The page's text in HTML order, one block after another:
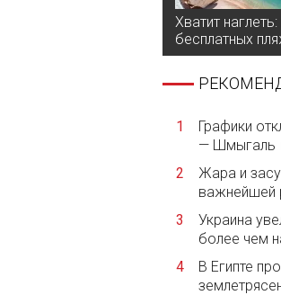
Хватит
бесплатных
1
Графики
— Шмыгаль
2
Жара и
важнейшей
3
Украина
более чем
4
В Египте